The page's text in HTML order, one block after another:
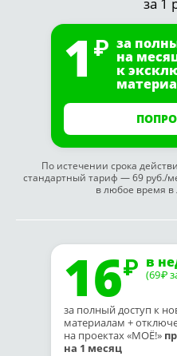
1 за
на
к
По истечении срока
стандартный тариф — 69 руб./
в любое время
16 в
(69₽
за полный доступ к
материалам +
на проектах «МОЁ!»
на 1 месяц